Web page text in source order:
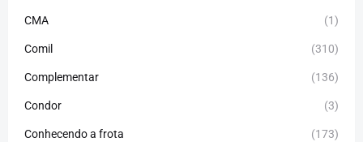
CMA (1)
Comil (310)
Complementar (136)
Condor (3)
Conhecendo a frota (173)